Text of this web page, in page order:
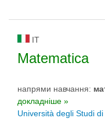
IT
Matematica
напрями навчання:
докладніше »
Università degli Studi